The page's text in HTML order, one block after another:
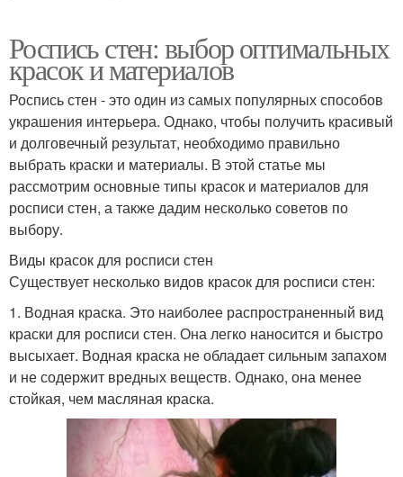
Роспись стен: выбор оптимальных
красок и материалов
Роспись стен - это один из самых популярных способов
украшения интерьера. Однако, чтобы получить красивый
и долговечный результат, необходимо правильно
выбрать краски и материалы. В этой статье мы
рассмотрим основные типы красок и материалов для
росписи стен, а также дадим несколько советов по
выбору.
Виды красок для росписи стен
Существует несколько видов красок для росписи стен:
1. Водная краска. Это наиболее распространенный вид
краски для росписи стен. Она легко наносится и быстро
высыхает. Водная краска не обладает сильным запахом
и не содержит вредных веществ. Однако, она менее
стойкая, чем масляная краска.